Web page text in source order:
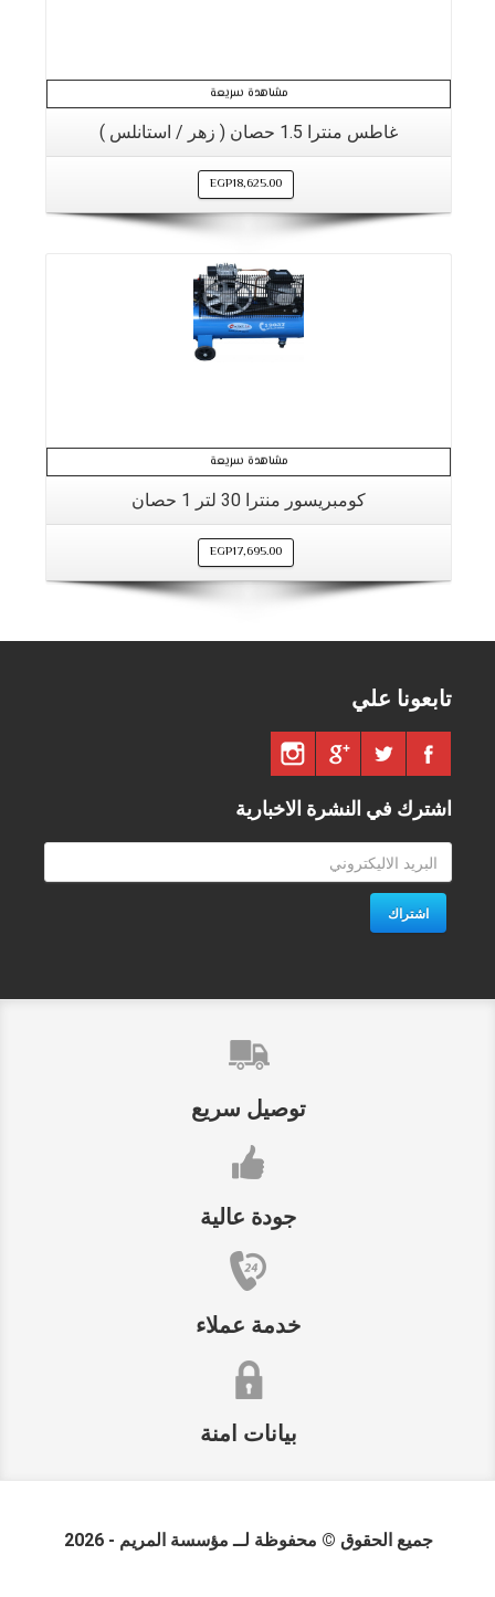
مشاهدة سريعة
غاطس منترا 1.5 حصان ( زهر / استانلس )
EGP18,625.00
مشاهدة سريعة
كومبريسور منترا 30 لتر 1 حصان
EGP17,695.00
تابعونا علي
اشترك في النشرة الاخبارية
اشتراك
توصيل سريع
جودة عالية
خدمة عملاء
بيانات امنة
جميع الحقوق © محفوظة لــ مؤسسة المريم - 2026